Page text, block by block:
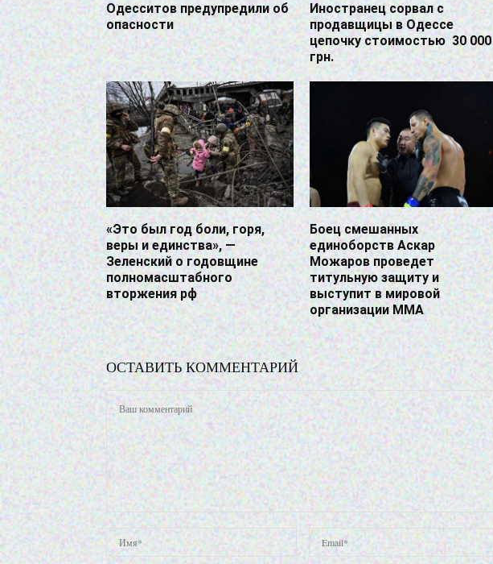
Одесситов предупредили об
опасности
Иностранец сорвал с
продавщицы в Одессе
цепочку стоимостью 30 000
грн.
«Это был год боли, горя,
веры и единства», —
Зеленский о годовщине
полномасштабного
вторжения рф
Боец смешанных
единоборств Аскар
Можаров проведет
титульную защиту и
выступит в мировой
организации ММА
ОСТАВИТЬ КОММЕНТАРИЙ